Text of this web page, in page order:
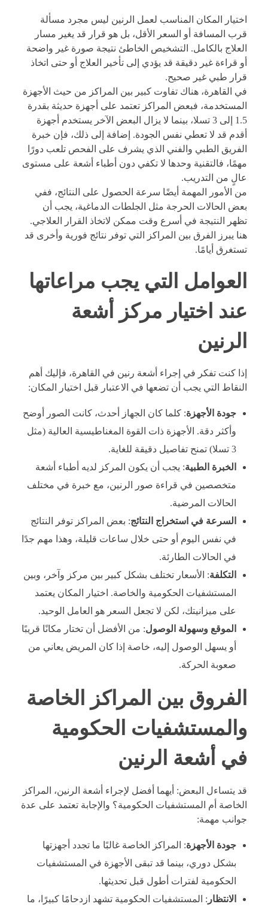
اختيار المكان المناسب لعمل الرنين ليس مجرد مسألة
قرب المسافة أو السعر الأقل، بل هو قرار قد يغير مسار
العلاج بالكامل. التشخيص الخاطئ نتيجة صورة غير واضحة
أو قراءة غير دقيقة قد يؤدي إلى تأخير العلاج أو حتى اتخاذ
قرار طبي غير صحيح.
في القاهرة، هناك تفاوت كبير بين المراكز من حيث الأجهزة
المستخدمة، فبعض المراكز تعتمد على أجهزة حديثة بقدرة
1.5 إلى 3 تسلا، بينما لا يزال البعض الآخر يستخدم أجهزة
أقدم قد لا تعطي نفس الجودة. إضافة إلى ذلك، فإن خبرة
الفريق الطبي والفني الذي يشرف على الفحص تلعب دورًا
مهمًا، فالتقنية وحدها لا تكفي دون أطباء أشعة على مستوى
عالٍ من التدريب.
من الأمور المهمة أيضًا سرعة الحصول على النتائج، ففي
بعض الحالات الحرجة مثل الجلطات الدماغية، يجب أن
تظهر النتيجة في أسرع وقت ممكن لاتخاذ القرار العلاجي.
هنا يبرز الفرق بين المراكز التي توفر نتائج فورية وأخرى قد
تستغرق أيامًا.
العوامل التي يجب مراعاتها
عند اختيار مركز أشعة
الرنين
إذا كنت تفكر في إجراء أشعة رنين في القاهرة، فإليك أهم
النقاط التي يجب أن تضعها في الاعتبار قبل اختيار المكان:
جودة الأجهزة: كلما كان الجهاز أحدث، كانت الصور أوضح
وأكثر دقة. الأجهزة ذات القوة المغناطيسية العالية (مثل
3 تسلا) تمنح تفاصيل دقيقة للغاية.
الخبرة الطبية: يجب أن يكون المركز لديه أطباء أشعة
متخصصين في قراءة صور الرنين، مع خبرة في مختلف
الحالات المرضية.
السرعة في استخراج النتائج: بعض المراكز توفر النتائج
في نفس اليوم أو حتى خلال ساعات قليلة، وهذا مهم جدًا
في الحالات الطارئة.
التكلفة: الأسعار تختلف بشكل كبير بين مركز وآخر، وبين
المستشفيات الحكومية والخاصة. اختيار المكان يعتمد
على ميزانيتك، لكن لا تجعل السعر هو العامل الوحيد.
الموقع وسهولة الوصول: من الأفضل أن تختار مكانًا قريبًا
أو يسهل الوصول إليه، خاصة إذا كان المريض يعاني من
صعوبة الحركة.
الفروق بين المراكز الخاصة
والمستشفيات الحكومية
في أشعة الرنين
قد يتساءل البعض: أيهما أفضل لإجراء أشعة الرنين، المراكز
الخاصة أم المستشفيات الحكومية؟ والإجابة تعتمد على عدة
جوانب مهمة:
جودة الأجهزة: المراكز الخاصة غالبًا ما تجدد أجهزتها
بشكل دوري، بينما قد تبقى الأجهزة في المستشفيات
الحكومية لفترات أطول قبل تحديثها.
الانتظار : المستشفيات الحكومية تشهد ازدحامًا كبيرًا، ما